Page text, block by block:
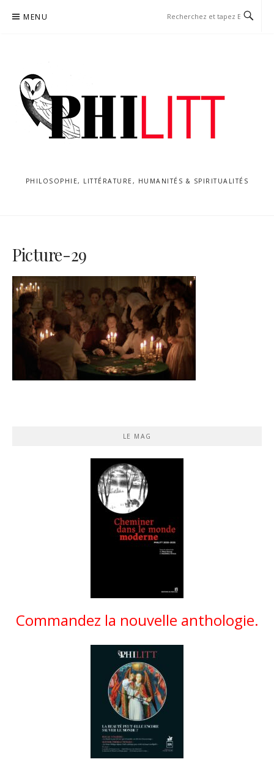
MENU
PHILOSOPHIE, LITTÉRATURE, HUMANITÉS & SPIRITUALITÉS
Picture-29
LE MAG
Commandez la nouvelle anthologie.